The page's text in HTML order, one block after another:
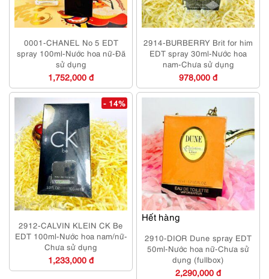
0001-CHANEL No 5 EDT
spray 100ml-Nước hoa nữ-Đã
sử dụng
1,752,000 đ
2914-BURBERRY Brit for him
EDT spray 30ml-Nước hoa
nam-Chưa sử dụng
978,000 đ
- 14%
2912-CALVIN KLEIN CK Be
EDT 100ml-Nước hoa nam/nữ-
Chưa sử dụng
1,233,000 đ
Hết hàng
2910-DIOR Dune spray EDT
50ml-Nước hoa nữ-Chưa sử
dụng (fullbox)
2,290,000 đ